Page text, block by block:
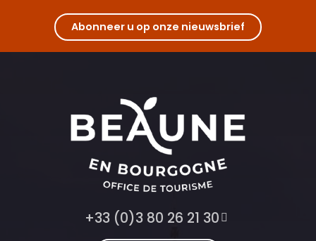
Abonneer u op onze nieuwsbrief
+33 (0)3 80 26 21 30